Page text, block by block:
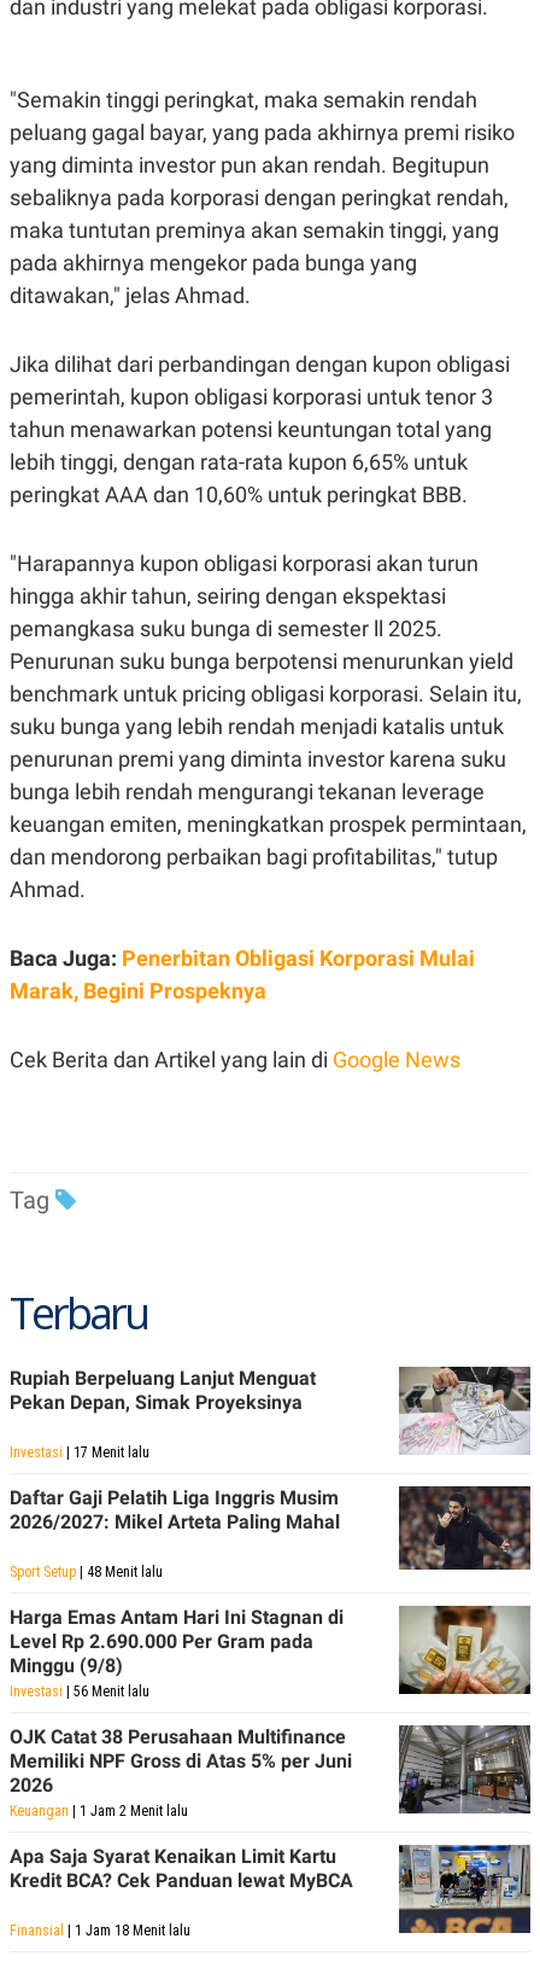
dan industri yang melekat pada obligasi korporasi.
"Semakin tinggi peringkat, maka semakin rendah
peluang gagal bayar, yang pada akhirnya premi risiko
yang diminta investor pun akan rendah. Begitupun
sebaliknya pada korporasi dengan peringkat rendah,
maka tuntutan preminya akan semakin tinggi, yang
pada akhirnya mengekor pada bunga yang
ditawakan," jelas Ahmad.
Jika dilihat dari perbandingan dengan kupon obligasi
pemerintah, kupon obligasi korporasi untuk tenor 3
tahun menawarkan potensi keuntungan total yang
lebih tinggi, dengan rata-rata kupon 6,65% untuk
peringkat AAA dan 10,60% untuk peringkat BBB.
"Harapannya kupon obligasi korporasi akan turun
hingga akhir tahun, seiring dengan ekspektasi
pemangkasa suku bunga di semester ll 2025.
Penurunan suku bunga berpotensi menurunkan yield
benchmark untuk pricing obligasi korporasi. Selain itu,
suku bunga yang lebih rendah menjadi katalis untuk
penurunan premi yang diminta investor karena suku
bunga lebih rendah mengurangi tekanan leverage
keuangan emiten, meningkatkan prospek permintaan,
dan mendorong perbaikan bagi profitabilitas," tutup
Ahmad.
Baca Juga: Penerbitan Obligasi Korporasi Mulai
Marak, Begini Prospeknya
Cek Berita dan Artikel yang lain di Google News
Tag
Terbaru
Rupiah Berpeluang Lanjut Menguat
Pekan Depan, Simak Proyeksinya
Investasi | 17 Menit lalu
Daftar Gaji Pelatih Liga Inggris Musim
2026/2027: Mikel Arteta Paling Mahal
Sport Setup | 48 Menit lalu
Harga Emas Antam Hari Ini Stagnan di
Level Rp 2.690.000 Per Gram pada
Minggu (9/8)
Investasi | 56 Menit lalu
OJK Catat 38 Perusahaan Multifinance
Memiliki NPF Gross di Atas 5% per Juni
2026
Keuangan | 1 Jam 2 Menit lalu
Apa Saja Syarat Kenaikan Limit Kartu
Kredit BCA? Cek Panduan lewat MyBCA
Finansial | 1 Jam 18 Menit lalu